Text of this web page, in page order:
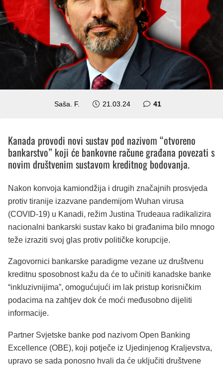
Saša. F. 21.03.24 41
Kanada provodi novi sustav pod nazivom “otvoreno
bankarstvo” koji će bankovne račune građana povezati s
novim društvenim sustavom kreditnog bodovanja.
Nakon konvoja kamiondžija i drugih značajnih prosvjeda
protiv tiranije izazvane pandemijom Wuhan virusa
(COVID-19) u Kanadi, režim Justina Trudeaua radikalizira
nacionalni bankarski sustav kako bi građanima bilo mnogo
teže izraziti svoj glas protiv političke korupcije.
Zagovornici bankarske paradigme vezane uz društvenu
kreditnu sposobnost kažu da će to učiniti kanadske banke
“inkluzivnijima”, omogućujući im lak pristup korisničkim
podacima na zahtjev dok će moći međusobno dijeliti
informacije.
Partner Svjetske banke pod nazivom Open Banking
Excellence (OBE), koji potječe iz Ujedinjenog Kraljevstva,
upravo se sada ponosno hvali da će uključiti društvene